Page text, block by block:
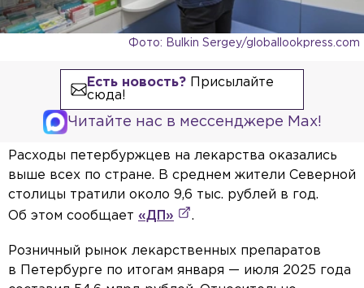
Фото: Bulkin Sergey/globallookpress.com
Есть новость?Присылайте
сюда!
Читайте нас в мессенджере Max!
Расходы петербуржцев на лекарства оказались
выше всех по стране. В среднем жители Северной
столицы тратили около 9,6 тыс. рублей в год.
Об этом сообщает «ДП» .
Розничный рынок лекарственных препаратов
в Петербурге по итогам января — июля 2025 года